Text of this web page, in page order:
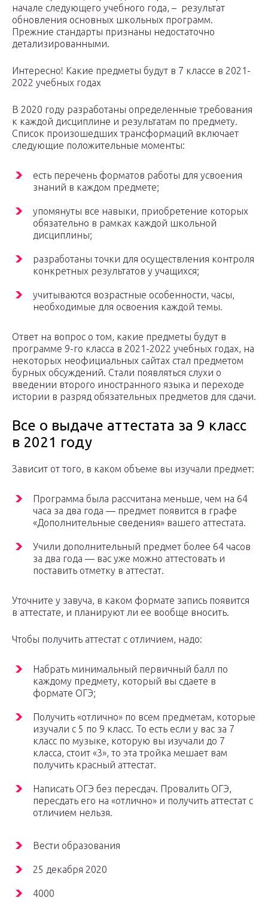
начале следующего учебного года, – результат
обновления основных школьных программ.
Прежние стандарты признаны недостаточно
детализированными.
Интересно! Какие предметы будут в 7 классе в 2021-
2022 учебных годах
В 2020 году разработаны определенные требования
к каждой дисциплине и результатам по предмету.
Список произошедших трансформаций включает
следующие положительные моменты:
есть перечень форматов работы для усвоения
знаний в каждом предмете;
упомянуты все навыки, приобретение которых
обязательно в рамках каждой школьной
дисциплины;
разработаны точки для осуществления контроля
конкретных результатов у учащихся;
учитываются возрастные особенности, часы,
необходимые для освоения каждой темы.
Ответ на вопрос о том, какие предметы будут в
программе 9-го класса в 2021-2022 учебных годах, на
некоторых неофициальных сайтах стал предметом
бурных обсуждений. Стали появляться слухи о
введении второго иностранного языка и переходе
истории в разряд обязательных предметов для сдачи.
Все о выдаче аттестата за 9 класс
в 2021 году
Зависит от того, в каком объеме вы изучали предмет:
Программа была рассчитана меньше, чем на 64
часа за два года — предмет появится в графе
«Дополнительные сведения» вашего аттестата.
Учили дополнительный предмет более 64 часов
за два года — вас уже можно аттестовать и
поставить отметку в аттестат.
Уточните у завуча, в каком формате запись появится
в аттестате, и планируют ли ее вообще вносить.
Чтобы получить аттестат с отличием, надо:
Набрать минимальный первичный балл по
каждому предмету, который вы сдаете в
формате ОГЭ;
Получить «отлично» по всем предметам, которые
изучали с 5 по 9 класс. То есть если у вас за 7
класс по музыке, которую вы изучали до 7
класса, стоит «3», то эта тройка мешает вам
получить красный аттестат.
Написать ОГЭ без пересдач. Провалить ОГЭ,
пересдать его на «отлично» и получить аттестат с
отличием нельзя.
Вести образования
25 декабря 2020
4000